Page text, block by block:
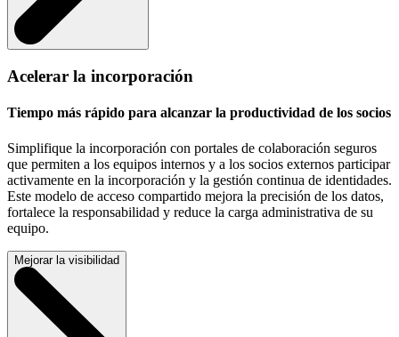
Acelerar la incorporación
Tiempo más rápido para alcanzar la productividad de los socios
Simplifique la incorporación con portales de colaboración seguros
que permiten a los equipos internos y a los socios externos participar
activamente en la incorporación y la gestión continua de identidades.
Este modelo de acceso compartido mejora la precisión de los datos,
fortalece la responsabilidad y reduce la carga administrativa de su
equipo.
Mejorar la visibilidad